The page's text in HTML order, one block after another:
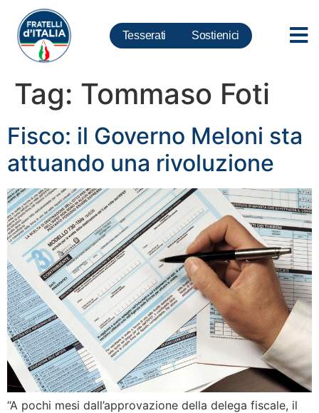
Tesserati Sostienici
Tag: Tommaso Foti
Fisco: il Governo Meloni sta
attuando una rivoluzione
“A pochi mesi dall’approvazione della delega fiscale, il